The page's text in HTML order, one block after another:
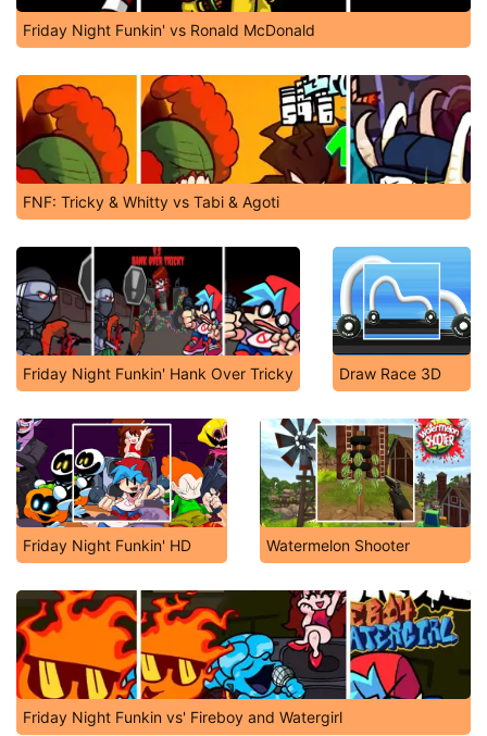
Friday Night Funkin' vs Ronald McDonald
FNF: Tricky & Whitty vs Tabi & Agoti
Friday Night Funkin' Hank Over Tricky Draw Race 3D
Friday Night Funkin' HD Watermelon Shooter
Friday Night Funkin vs' Fireboy and Watergirl